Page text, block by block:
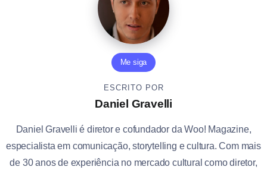
Me siga
ESCRITO POR
Daniel Gravelli
Daniel Gravelli é diretor e cofundador da Woo! Magazine,
especialista em comunicação, storytelling e cultura. Com mais
de 30 anos de experiência no mercado cultural como diretor,